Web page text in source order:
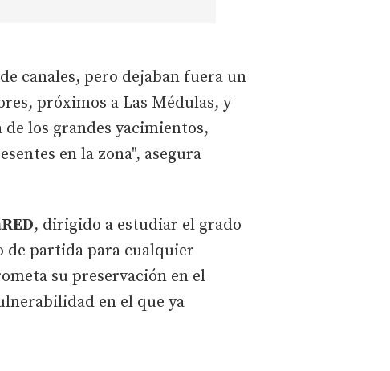
canales, pero dejaban fuera un
próximos a Las Médulas, y
los grandes yacimientos,
en la zona", asegura
, dirigido a estudiar el grado
de partida para cualquier
su preservación en el
en el que ya